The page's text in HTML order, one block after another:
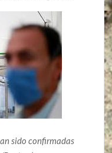
sido confirmadas